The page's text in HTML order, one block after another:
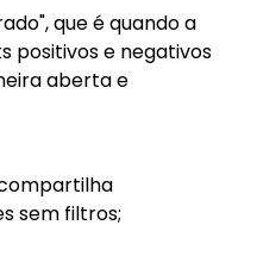
que é quando a
positivos e negativos
aberta e
sem filtros;